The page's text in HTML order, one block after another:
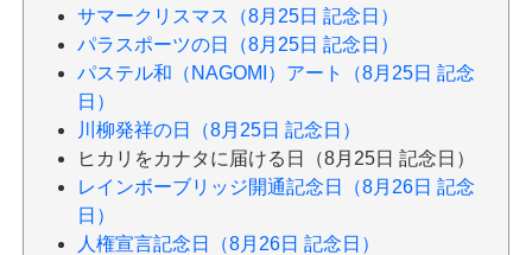
サマークリスマス（8月25日 記念日）
パラスポーツの日（8月25日 記念日）
パステル和（NAGOMI）アート（8月25日 記念
日）
川柳発祥の日（8月25日 記念日）
ヒカリをカナタに届ける日（8月25日 記念日）
レインボーブリッジ開通記念日（8月26日 記念
日）
人権宣言記念日（8月26日 記念日）